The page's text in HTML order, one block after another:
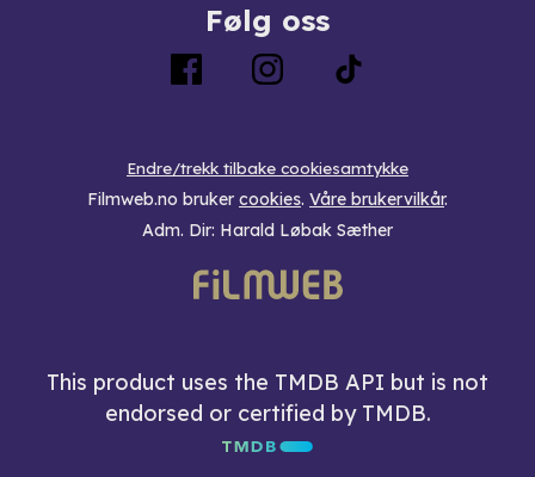
Følg oss
Endre/trekk tilbake cookiesamtykke
Filmweb.no bruker cookies. Våre brukervilkår.
Adm. Dir: Harald Løbak Sæther
This product uses the TMDB API but is not
endorsed or certified by TMDB.